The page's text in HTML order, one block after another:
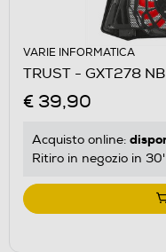
VARIE INFORMATICA
TRUST - GXT278
€ 39,90
Acquisto online:
Ritiro in negozio in